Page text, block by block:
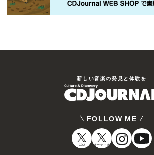
新しい⾳楽の発⾒と体験を
FOLLOW ME
CDJ オーディオ